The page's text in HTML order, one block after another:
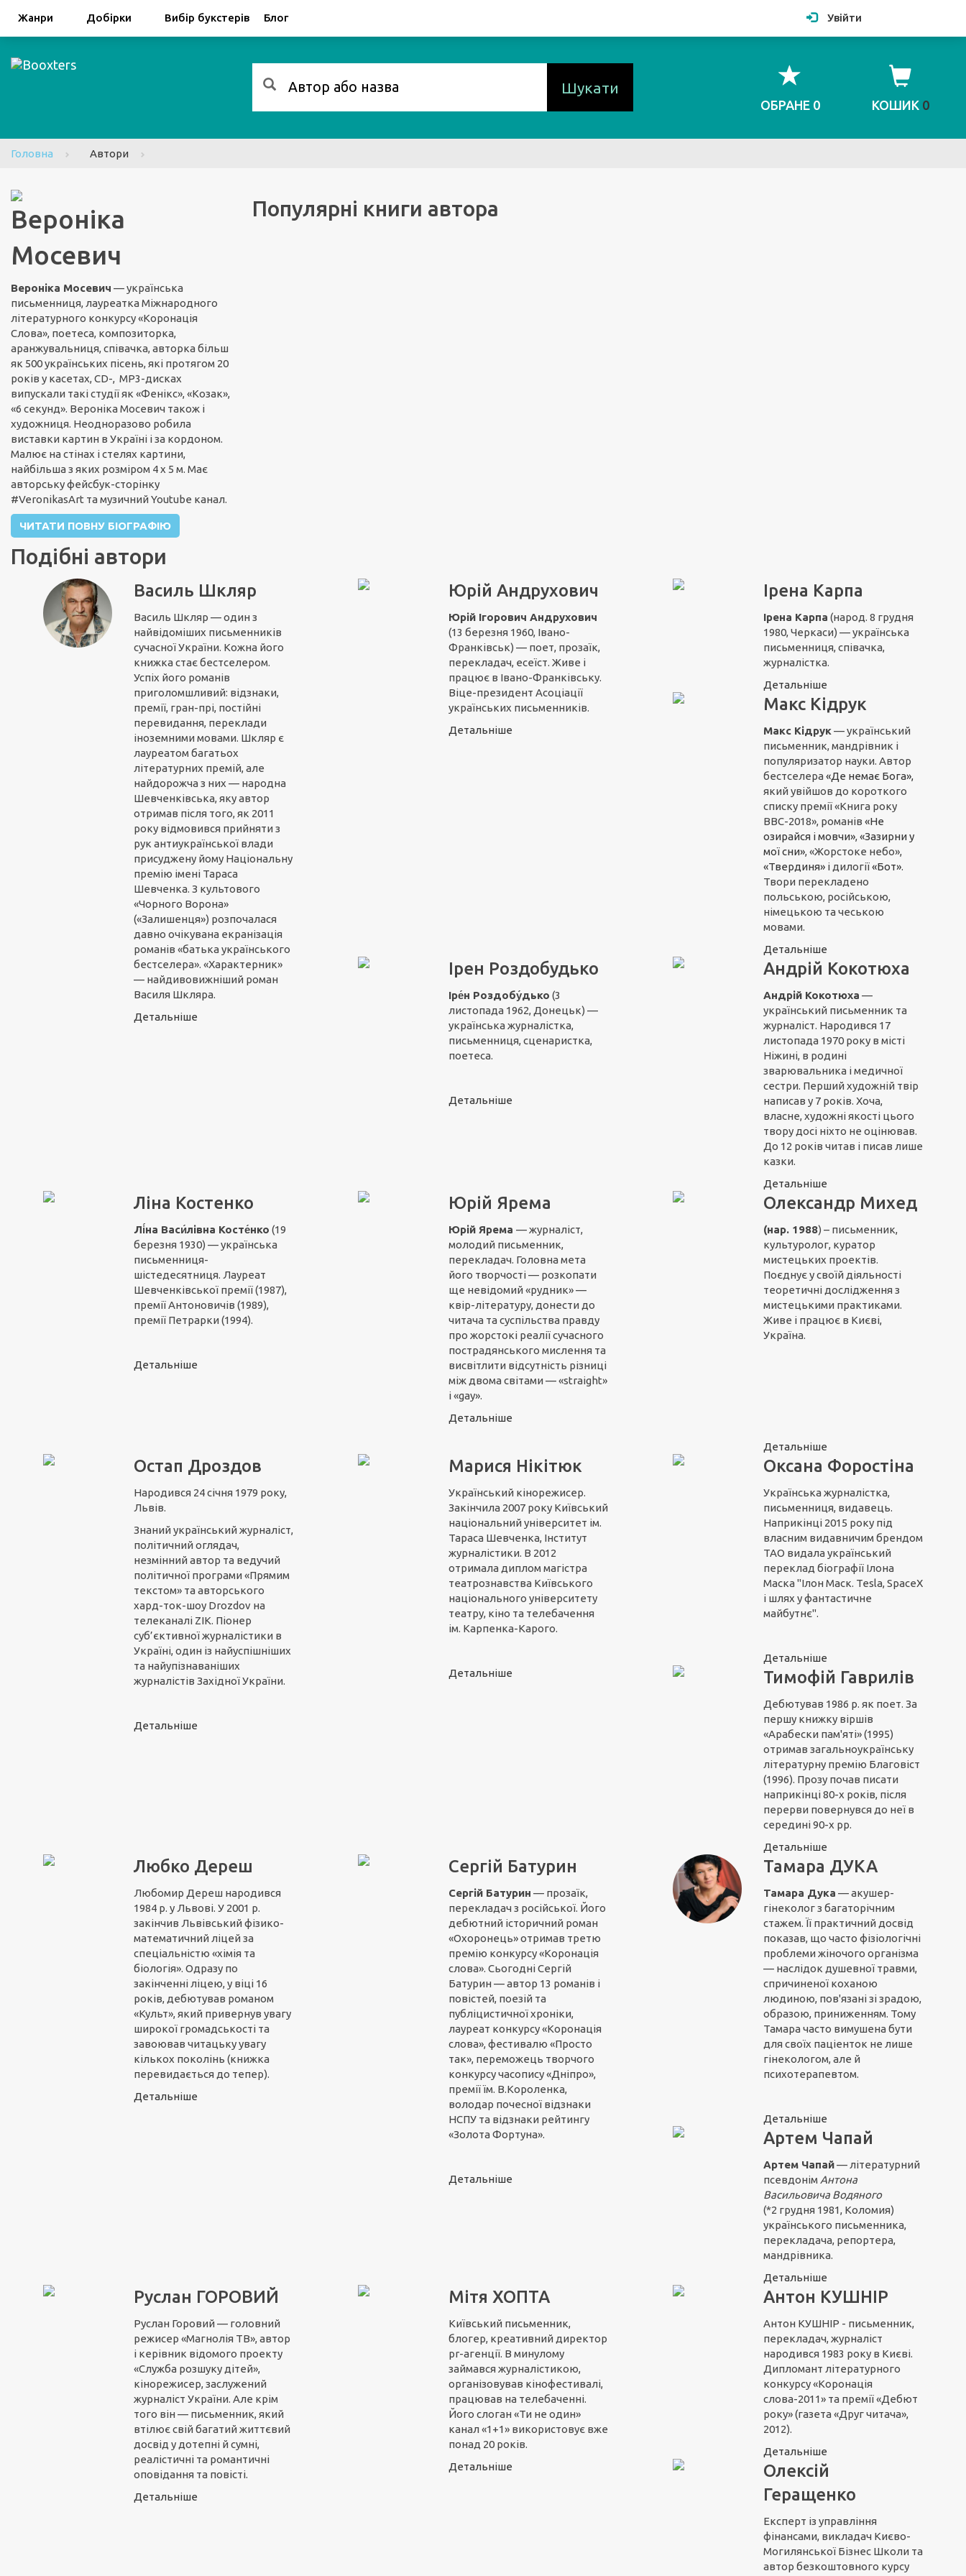
Жанри Добірки Вибір букстерів Блог
FacebookGoogle Увійти
Шукати
ОБРАНЕ 0 КОШИК 0
Головна Автори
Вероніка
Мосевич
Вероніка Мосевич — українська
письменниця, лауреатка Міжнародного
літературного конкурсу «Коронація
Слова», поетеса, композиторка,
аранжувальниця, співачка, авторка більш
як 500 українських пісень, які протягом 20
років у касетах, CD-, MP3-дисках
випускали такі студії як «Фенікс», «Козак»,
«6 секунд». Вероніка Мосевич також і
художниця. Неодноразово робила
виставки картин в Україні і за кордоном.
Малює на стінах і стелях картини,
найбільша з яких розміром 4 х 5 м. Має
авторську фейсбук-сторінку
#VeronikasArt та музичний Youtube канал.
ЧИТАТИ ПОВНУ БІОГРАФІЮ
Популярні книги автора
Подібні автори
Василь Шкляр
Василь Шкляр — один з
найвідоміших письменників
сучасної України. Кожна його
книжка стає бестселером.
Успіх його романів
приголомшливий: відзнаки,
премії, гран-прі, постійні
перевидання, переклади
іноземними мовами. Шкляр є
лауреатом багатьох
літературних премій, але
найдорожча з них — народна
Шевченківська, яку автор
отримав після того, як 2011
року відмовився прийняти з
рук антиукраїнської влади
присуджену йому Національну
премію імені Тараса
Шевченка. З культового
«Чорного Ворона»
(«Залишенця») розпочалася
давно очікувана екранізація
романів «батька українського
бестселера». «Характерник»
— найдивовижніший роман
Василя Шкляра.
Детальніше
Юрій Андрухович
Юрій Ігорович Андрухович
(13 березня 1960, Івано-
Франківськ) — поет, прозаїк,
перекладач, есеїст. Живе і
працює в Івано-Франківську.
Віце-президент Асоціації
українських письменників.
Детальніше
Ірена Карпа
Ірена Карпа (народ. 8 грудня
1980, Черкаси) — українська
письменниця, співачка,
журналістка.
Детальніше
Макс Кідрук
Макс Кідрук— український
письменник, мандрівник і
популяризатор науки. Автор
бестселера «Де немає Бога»,
який увійшов до короткого
списку премії «Книга року
ВВС-2018», романів «Не
озирайся і мовчи», «Зазирни у
мої сни», «Жорстоке небо»,
«Твердиня» і дилогії«Бот».
Твори перекладено
польською, російською,
німецькою та чеською
мовами.
Детальніше
Ірен Роздобудько
Іре́н Роздобу́дько (3
листопада 1962, Донецьк) —
українська журналістка,
письменниця, сценаристка,
поетеса.
Детальніше
Андрій Кокотюха
Андрій Кокотюха —
український письменник та
журналіст. Народився 17
листопада 1970 року в місті
Ніжині, в родині
зварювальника і медичної
сестри. Перший художній твір
написав у 7 років. Хоча,
власне, художні якості цього
твору досі ніхто не оцінював.
До 12 років читав і писав лише
казки.
Детальніше
Ліна Костенко
Лі́на Васи́лівна Косте́нко (19
березня 1930) — українська
письменниця-
шістедесятниця. Лауреат
Шевченківської премії (1987),
премії Антоновичів (1989),
премії Петрарки (1994).
Детальніше
Юрій Ярема
Юрій Ярема — журналіст,
молодий письменник,
перекладач. Головна мета
його творчості — розкопати
ще невідомий «рудник» —
квір-літературу, донести до
читача та суспільства правду
про жорстокі реалії сучасного
пострадянського мислення та
висвітлити відсутність різниці
між двома світами — «straight»
і «gay».
Детальніше
Олександр Михед
(нар. 1988) – письменник,
культуролог, куратор
мистецьких проектів.
Поєднує у своїй діяльності
теоретичні дослідження з
мистецькими практиками.
Живе і працює в Києві,
Україна.
Детальніше
Остап Дроздов
Народився 24 січня 1979 року,
Львів.
Знаний український журналіст,
політичний оглядач,
незмінний автор та ведучий
політичної програми «Прямим
текстом» та авторського
хард-ток-шоу Drozdov на
телеканалі ZIK. Піонер
суб’єктивної журналістики в
Україні, один із найуспішніших
та найупізнаваніших
журналістів Західної України.
Детальніше
Марися Нікітюк
Український кінорежисер.
Закінчила 2007 року Київський
національний університет ім.
Тараса Шевченка, Інститут
журналістики. В 2012
отримала диплом магістра
театрознавства Київського
національного університету
театру, кіно та телебачення
ім. Карпенка-Карого.
Детальніше
Оксана Форостіна
Українська журналістка,
письменниця, видавець.
Наприкінці 2015 року під
власним видавничим брендом
ТАО видала український
переклад біографії Ілона
Маска "Ілон Маск. Tesla, SpaceX
і шлях у фантастичне
майбутнє".
Детальніше
Тимофій Гаврилів
Дебютував 1986 р. як поет. За
першу книжку віршів
«Арабески пам'яті» (1995)
отримав загальноукраїнську
літературну премію Благовіст
(1996). Прозу почав писати
наприкінці 80-х років, після
перерви повернувся до неї в
середині 90-х рр.
Детальніше
Любко Дереш
Любомир Дереш народився
1984 р. у Львові. У 2001 р.
закінчив Львівський фізико-
математичний ліцей за
спеціальністю «хімія та
біологія». Одразу по
закінченні ліцею, у віці 16
років, дебютував романом
«Культ», який привернув увагу
широкої громадськості та
завоював читацьку увагу
кількох поколінь (книжка
перевидається до тепер).
Детальніше
Сергій Батурин
Сергій Батурин — прозаїк,
перекладач з російської. Його
дебютний історичний роман
«Охоронець» отримав третю
премію конкурсу «Коронація
слова». Сьогодні Сергій
Батурин — автор 13 романів і
повістей, поезій та
публіцистичної хроніки,
лауреат конкурсу «Коронація
слова», фестивалю «Просто
так», переможець творчого
конкурсу часопису «Дніпро»,
премії їм. В.Короленка,
володар почесної відзнаки
НСПУ та відзнаки рейтингу
«Золота Фортуна».
Детальніше
Тамара ДУКА
Тамара Дука — акушер-
гінеколог з багаторічним
стажем. Її практичний досвід
показав, що часто фізіологічні
проблеми жіночого організма
— наслідок душевної травми,
спричиненої коханою
людиною, пов'язані зі зрадою,
образою, приниженням. Тому
Тамара часто вимушена бути
для своїх паціенток не лише
гінекологом, але й
психотерапевтом.
Детальніше
Артем Чапай
Артем Чапай— літературний
псевдонім Антона
Васильовича Водяного
(*2 грудня 1981, Коломия)
українського письменника,
перекладача, репортера,
мандрівника.
Детальніше
Руслан ГОРОВИЙ
Руслан Горовий — головний
режисер «Магнолія ТВ», автор
і керівник відомого проекту
«Служба розшуку дітей»,
кінорежисер, заслужений
журналіст України. Але крім
того він — письменник, який
втілює свій багатий життєвий
досвід у дотепні й сумні,
реалістичні та романтичні
оповідання та повісті.
Детальніше
Мітя ХОПТА
Київський письменник,
блогер, креативний директор
pr-агенції. В минулому
займався журналістикою,
організовував кінофестивалі,
працював на телебаченні.
Його слоган «Ти не один»
канал «1+1» використовує вже
понад 20 років.
Детальніше
Антон КУШНІР
Антон КУШНІР - письменник,
перекладач, журналіст
народився 1983 року в Києві.
Дипломант літературного
конкурсу «Коронація
слова-2011» та премії «Дебют
року» (газета «Друг читача»,
2012).
Детальніше
Олексій
Геращенко
Експерт із управління
фінансами, викладач Києво-
Могилянської Бізнес Школи та
автор безкоштовного курсу